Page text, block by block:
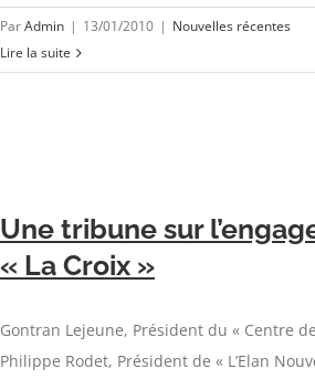
ParAdmin | 13/01/2010 | Nouvelles récentes
Lire la suite
Une tribune sur
« La Croix »
Gontran Lejeune, Président du « Centre
Philippe Rodet, Président de « L’Elan